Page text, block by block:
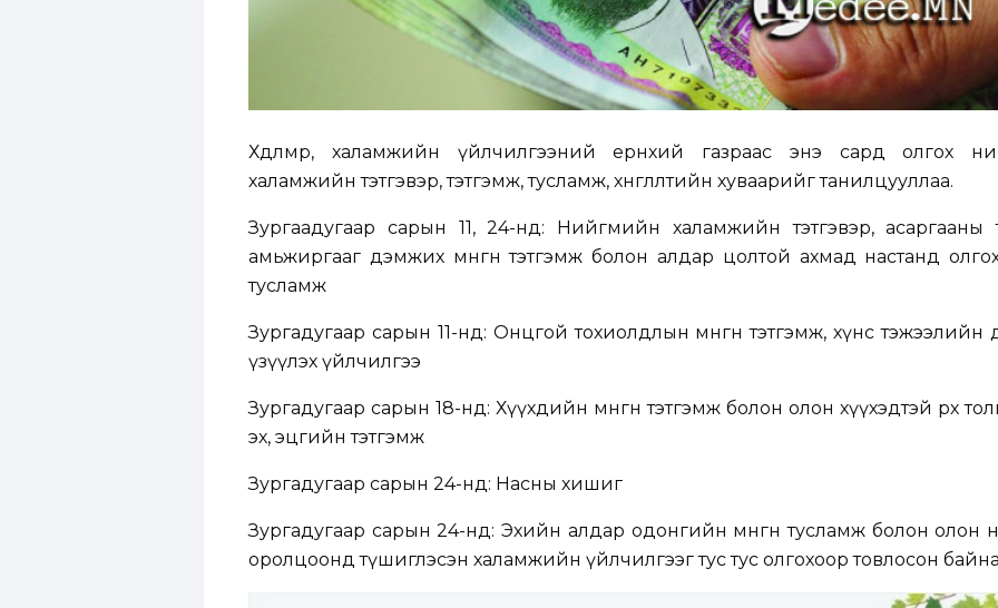
Хөдөлмөр, халамжийн үйлчилгээний ерөнхий газраас энэ сард олгох
халамжийн тэтгэвэр, тэтгэмж, тусламж, хөнгөлөлтийн хуваарийг танилцууллаа.
Зургаадугаар сарын 11, 24-нд: Нийгмийн халамжийн тэтгэвэр, асаргааны
амьжиргааг дэмжих мөнгөн тэтгэмж болон алдар цолтой ахмад настанд олгох
тусламж
Зургадугаар сарын 11-нд: Онцгой тохиолдлын мөнгөн тэтгэмж, хүнс тэжээлийн
үзүүлэх үйлчилгээ
Зургадугаар сарын 18-нд: Хүүхдийн мөнгөн тэтгэмж болон олон хүүхэдтэй өрх
эх, эцгийн тэтгэмж
Зургадугаар сарын 24-нд: Насны хишиг
Зургадугаар сарын 24-нд: Эхийн алдар одонгийн мөнгөн тусламж болон олон
оролцоонд түшиглэсэн халамжийн үйлчилгээг тус тус олгохоор товлосон